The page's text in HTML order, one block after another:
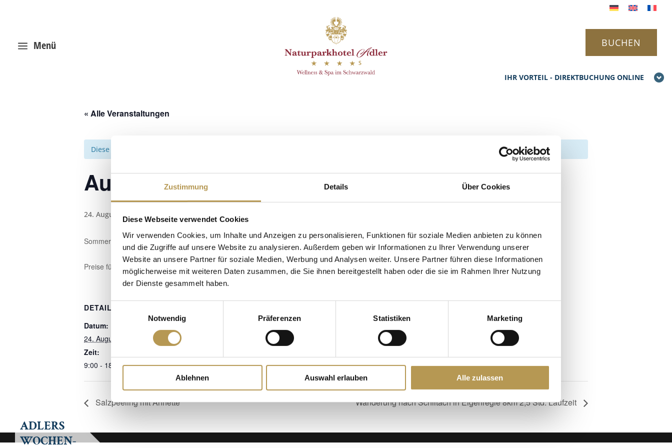
Zustimmung Details Über Cookies
Diese Webseite verwendet Cookies
Wir verwenden Cookies, um Inhalte und Anzeigen zu personalisieren, Funktionen für soziale Medien anbieten zu können
und die Zugriffe auf unsere Website zu analysieren. Außerdem geben wir Informationen zu Ihrer Verwendung unserer
Website an unsere Partner für soziale Medien, Werbung und Analysen weiter. Unsere Partner führen diese Informationen
möglicherweise mit weiteren Daten zusammen, die Sie ihnen bereitgestellt haben oder die sie im Rahmen Ihrer Nutzung
der Dienste gesammelt haben.
Notwendig
Präferenzen Statistiken Marketing
Ablehnen Auswahl erlauben Alle zulassen
IHR VORTEIL - DIREKTBUCHUNG ONLINE
ADLERS
WOCHEN-
a Menü BUCHEN
« Alle Veranstaltungen
Diese Veranstaltung hat bereits stattgefunden.
Ausflugtipp für die ganze Familie
24. August 2025, 9:00 - 18:00
Sommerrodelbahn in Gutach und weitere Attraktionen wie Trampolin, Elektroautos und Spielekran
Preise für eine Einzelfahrt Erwachsene 4,50€, Kinder (3 -14 Jahre) 3,50€, Familien (2 Erw. + 2 Kinder) 15€ Zum Kalender hinzufügen
DETAILS
Datum:
24. August 2025
Zeit:
9:00 - 18:00
Salzpeeling mit Annette Wanderung nach Schiltach in Eigenregie 8km 2,5 Std. Laufzeit